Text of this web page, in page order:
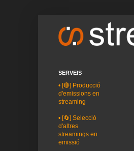
SERVEIS
• [🔴] Producció
d'emissions en
streaming
• [🔄] Selecció
d'altres
streamings en
emissió